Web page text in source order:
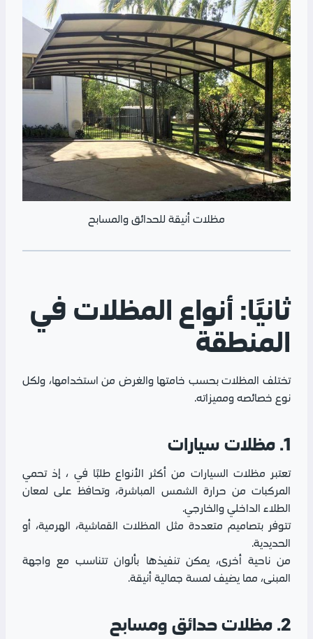
مظلات أنيقة للحدائق والمسابح
ثانيًا: أنواع المظلات في
المنطقة
تختلف المظلات بحسب خامتها والغرض من استخدامها، ولكل
نوع خصائصه ومميزاته.
1. مظلات سيارات
تعتبر مظلات السيارات من أكثر الأنواع طلبًا في ، إذ تحمي
المركبات من حرارة الشمس المباشرة، وتحافظ على لمعان
الطلاء الداخلي والخارجي.
تتوفر بتصاميم متعددة مثل المظلات القماشية، الهرمية، أو
الحديدية.
من ناحية أخرى، يمكن تنفيذها بألوان تتناسب مع واجهة
المبنى، مما يضيف لمسة جمالية أنيقة.
2. مظلات حدائق ومسابح